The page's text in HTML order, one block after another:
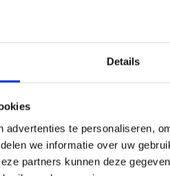
Details
advertenties te personaliseren,
we informatie over uw
partners kunnen deze